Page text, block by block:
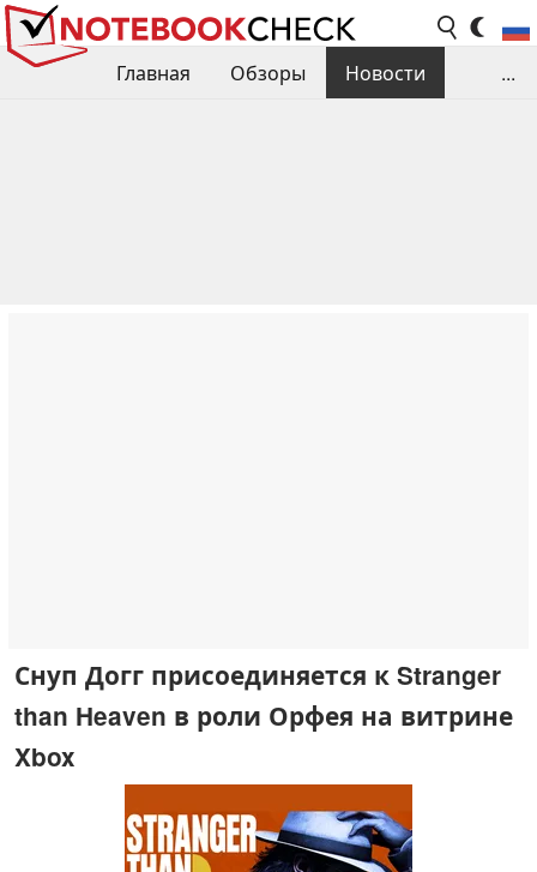
Главная Обзоры
Новости
...
Снуп Догг присоединяется к Stranger
than Heaven в роли Орфея на витрине
Xbox